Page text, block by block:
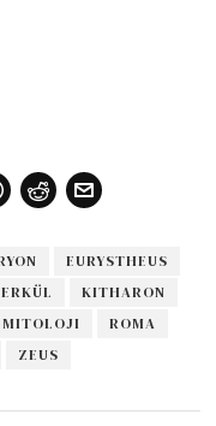
EURYSTHEUS
KITHARON
MITOLOJI
ROMA
ZEUS